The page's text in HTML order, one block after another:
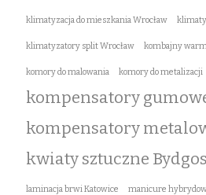
klimatyzacja do mieszkania Wrocław
klimatyzatory split Wrocław kombajny
komory do malowania komory do metalizacji
kompensatory
kompensatory
kwiaty sztuczne
laminacja brwi Katowice manicure